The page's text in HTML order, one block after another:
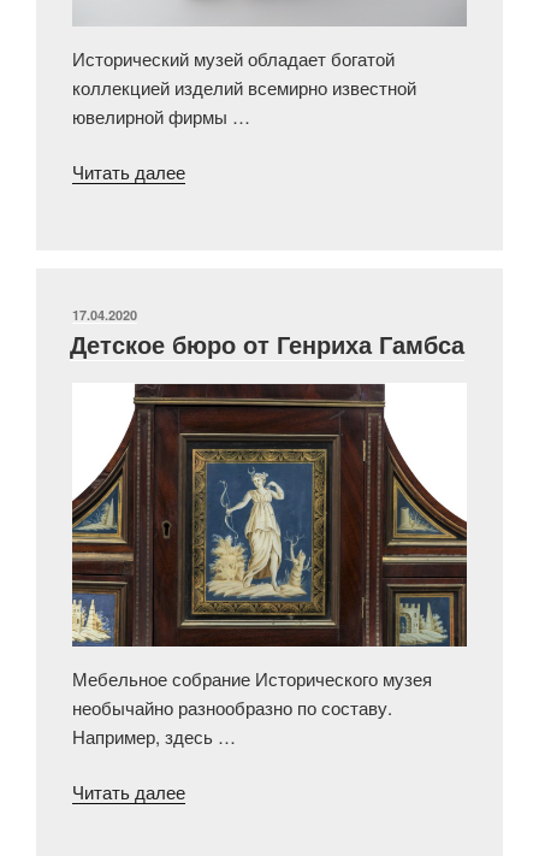
Исторический музей обладает богатой
коллекцией изделий всемирно известной
ювелирной фирмы …
Читать далее«Почему
III
мода
на
слонов?»
ОПУБЛИКОВАНО
17.04.2020
Детское бюро от Генриха Гамбса
Мебельное собрание Исторического музея
необычайно разнообразно по составу.
Например, здесь …
Читать далее«Детское